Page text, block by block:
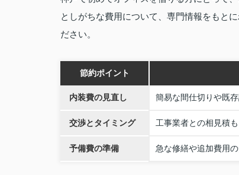
としがちな費用について、専門情報をもと
ださい。
節約ポイント
内装費の見直し 簡易な間仕切りや既
交渉とタイミング 工事業者との相見積
予備費の準備 急な修繕や追加費用